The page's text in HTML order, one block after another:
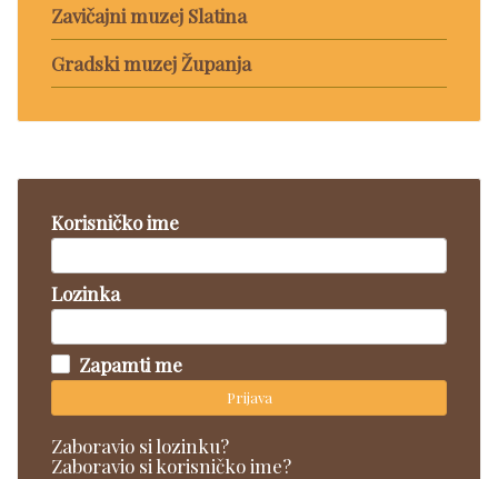
Zavičajni muzej Slatina
Gradski muzej Županja
Korisničko ime
Lozinka
Zapamti me
Prijava
Zaboravio si lozinku?
Zaboravio si korisničko ime?